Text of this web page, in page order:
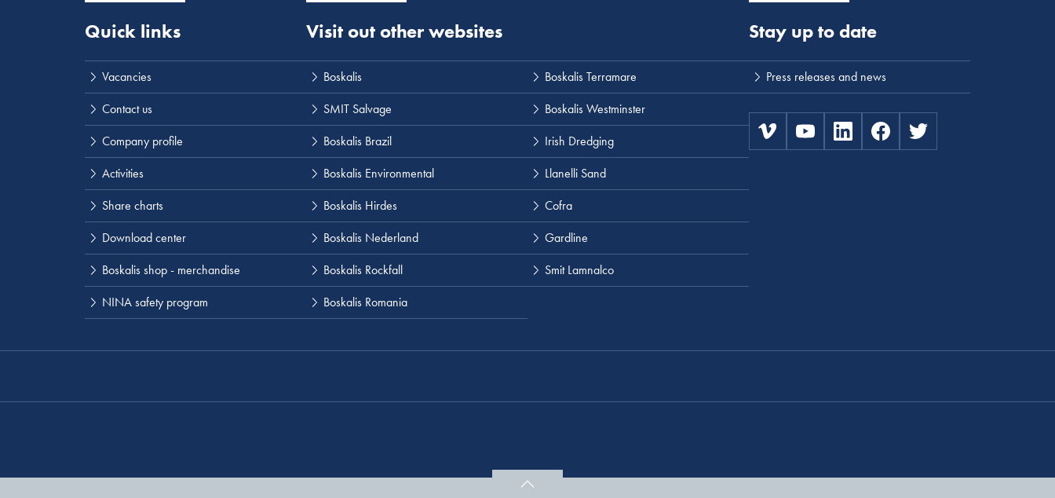
Quick links
Vacancies
Contact us
Company profile
Activities
Share charts
Download center
Boskalis shop - merchandise
NINA safety program
Visit out other websites
Boskalis
SMIT Salvage
Boskalis Brazil
Boskalis Environmental
Boskalis Hirdes
Boskalis Nederland
Boskalis Rockfall
Boskalis Romania
Boskalis Terramare
Boskalis Westminster
Irish Dredging
Llanelli Sand
Cofra
Gardline
Smit Lamnalco
Stay up to date
Press releases and news